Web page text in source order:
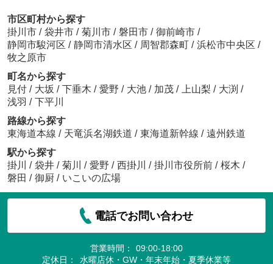
市区町村から探す
掛川市 / 袋井市 / 菊川市 / 磐田市 / 御前崎市 /
静岡市駿河区 / 静岡市清水区 / 周智郡森町 / 浜松市中央区 /
牧之原市
町名から探す
見付 / 大坂 / 下垂木 / 愛野 / 大池 / 加茂 / 上山梨 / 大渕 /
浅羽 / 下平川
路線から探す
東海道本線 / 天竜浜名湖鉄道 / 東海道新幹線 / 遠州鉄道
駅から探す
掛川
/ 袋井 / 菊川 / 愛野 / 西掛川 / 掛川市役所前 / 桜木 /
磐田 / 御厨 / いこいの広場
電話でお問い合わせ
営業時間：
09:00-18:00
定休日：
水曜店休・GW・年末年始・夏季休業等